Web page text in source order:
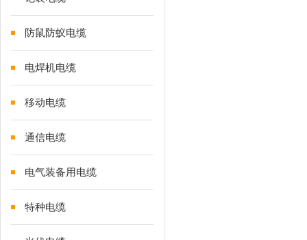
防鼠防蚁电缆
电焊机电缆
移动电缆
通信电缆
电气装备用电缆
特种电缆